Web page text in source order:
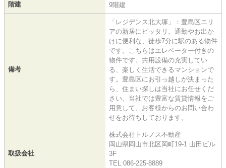
階建 9階建
備考
「レジデンス北大塚」：豊島区エリ
アの新居にピッタリ。通勤やお出か
けに便利な、徒歩7分に駅のある物件
です。こちらはエレベーター付きの
物件です。共用設備の充実してい
る、楽しく生活できるマンションで
す。豊島区にお引っ越しが決まった
ら、住まい探しは当社にお任せくだ
さい。当社では豊富な賃貸情報をご
用意して、お客様からのお問い合わ
せをお待ちしております。
取扱会社
株式会社トルノス不動産
岡山県岡山市北区岡町19-1 山田ビル
3F
TEL:086-225-8889